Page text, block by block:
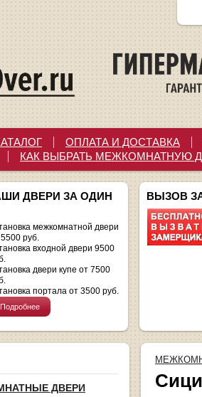
ОПЛАТА И ДОСТАВКА
КАК ВЫБРАТЬ МЕЖКОМНАТНУЮ
ДВЕРИ ЗА ОДИН
межкомнатной двери
руб.
входной двери 9500
двери купе от 7500
портала от 3500 руб.
Подробнее
ВЫЗОВ
ДВЕРИ